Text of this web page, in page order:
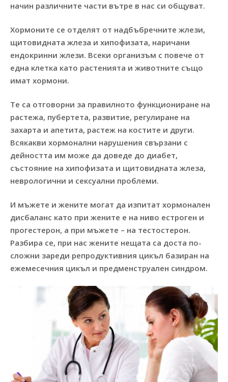
начин различните части вътре в нас си общуват.
Хормоните се отделят от надбъбречните жлези,
щитовидната жлеза и хипофизата, наричани
ендокринни жлези. Всеки организъм с повече от
една клетка като растенията и животните също
имат хормони.
Те са отговорни за правилното функциониране на
растежа, пубертета, развитие, регулиране на
захарта и апетита, растеж на костите и други.
Всякакви хормонални нарушения свързани с
дейността им може да доведе до диабет,
състояние на хипофизата и щитовидната жлеза,
неврологични и сексуални проблеми.
И мъжете и жените могат да изпитат хормонален
дисбаланс като при жените е на ниво естроген и
прогестерон, а при мъжете – на тестостерон.
Разбира се, при нас жените нещата са доста по-
сложни зареди репродуктивния цикъл базиран на
ежемесечния цикъл и предменструален синдром.